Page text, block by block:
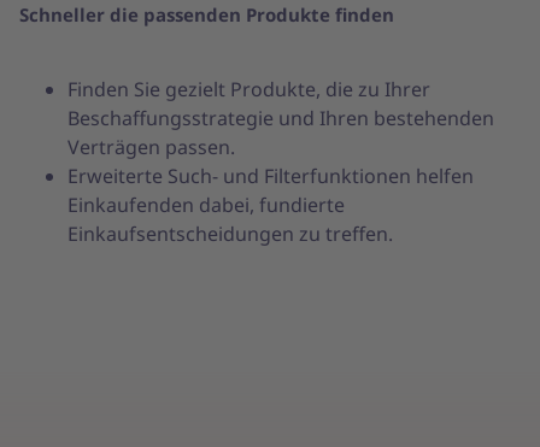
Schneller die passenden Produkte finden
Finden Sie gezielt Produkte, die zu Ihrer
Beschaffungsstrategie und Ihren bestehenden
Verträgen passen.
Erweiterte Such- und Filterfunktionen helfen
Einkaufenden dabei, fundierte
Einkaufsentscheidungen zu treffen.